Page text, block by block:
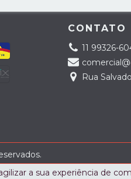
a sua experiência de
CONTATO
11 99326-
Rua